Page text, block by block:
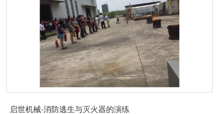
启世机械-消防逃生与灭火器的演练